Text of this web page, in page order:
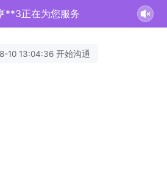
**3正在为您服务
10 13:04:36 开始沟通